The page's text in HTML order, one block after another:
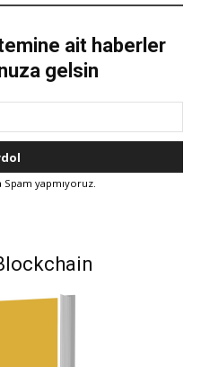
ait haberler
gelsin
yapmıyoruz.